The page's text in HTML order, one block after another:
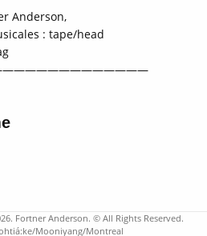
Anderson,
: tape/head
Fortner Anderson. © All Rights Reserved.
Mooniyang/Montreal